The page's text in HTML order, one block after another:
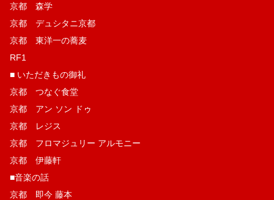
京都 森学
京都 デュシタニ京都
京都 東洋一の蕎麦
RF1
■ いただきもの御礼
京都 つなぐ食堂
京都 アン ソン ドゥ
京都 レジス
京都 フロマジュリー アルモニー
京都 伊藤軒
■音楽の話
京都 即今 藤本